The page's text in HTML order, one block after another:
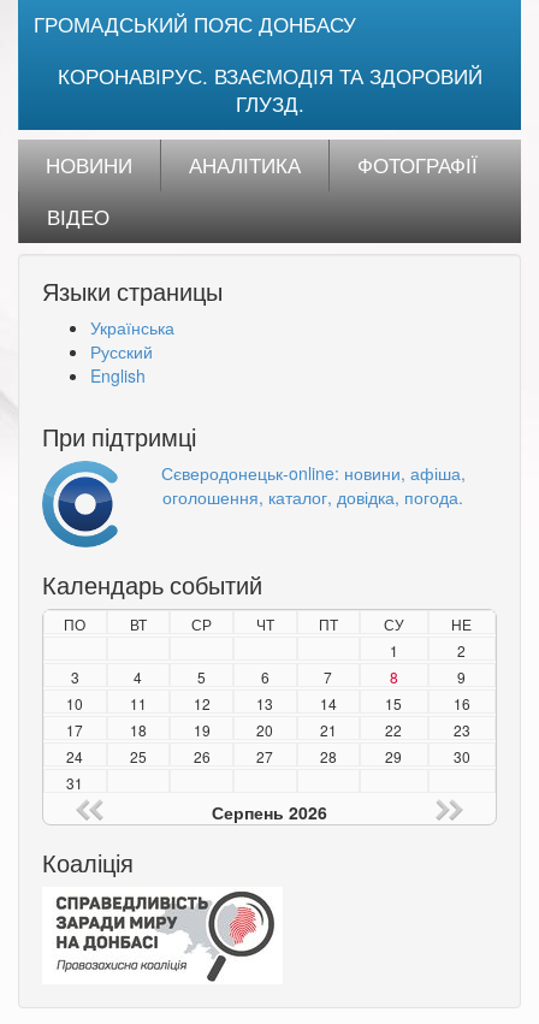
ГРОМАДСЬКИЙ ПОЯС ДОНБАСУ
КОРОНАВІРУС. ВЗАЄМОДІЯ ТА ЗДОРОВИЙ
ГЛУЗД.
НОВИНИ АНАЛІТИКА
ФОТОГРАФІЇ
ВІДЕО
Языки страницы
Українська
Русский
English
При підтримці
Сєверодонецьк-online: новини, афіша,
оголошення, каталог, довідка, погода.
Календарь событий
ПО ВТ СР ЧТ ПТ СУ
НЕ
1
2
3
4 5 6 7 8
9
10
11 12 13 14 15
16
17
18 19 20 21 22
23
24
25 26 27 28 29
30
31
Серпень 2026
Коаліція